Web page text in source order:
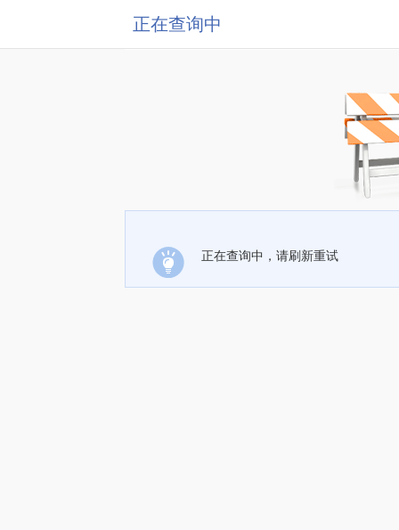
正在查询中
正在查询中，请刷新重试